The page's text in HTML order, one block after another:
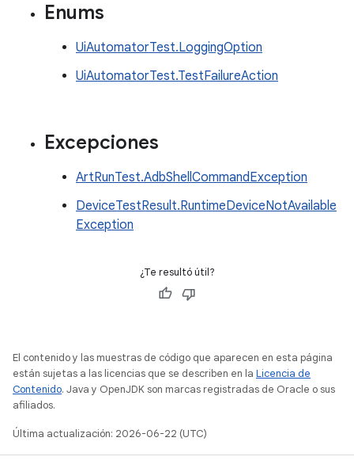
Enums
UiAutomatorTest.LoggingOption
UiAutomatorTest.TestFailureAction
Excepciones
ArtRunTest.AdbShellCommandException
DeviceTestResult.RuntimeDeviceNotAvailable
Exception
¿Te resultó útil?
El contenido y las muestras de código que aparecen en esta página
están sujetas a las licencias que se describen en la Licencia de
Contenido. Java y OpenJDK son marcas registradas de Oracle o sus
afiliados.
Última actualización: 2026-06-22 (UTC)